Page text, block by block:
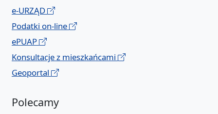
e-URZĄD
Podatki on-line
ePUAP
Konsultacje z mieszkańcami
Geoportal
Polecamy